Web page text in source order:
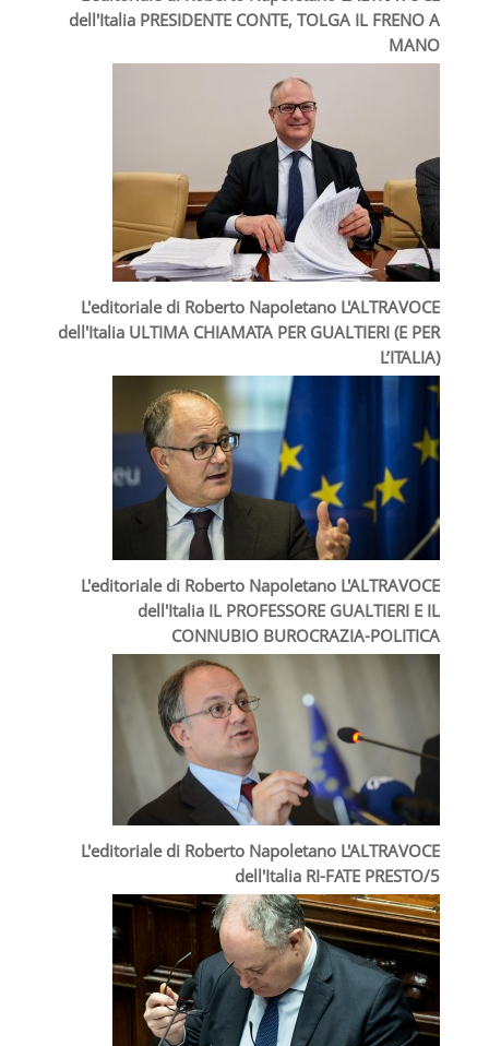
dell'Italia PRESIDENTE CONTE, TOLGA IL FRENO A
MANO
L'editoriale di Roberto Napoletano L'ALTRAVOCE
dell'Italia ULTIMA CHIAMATA PER GUALTIERI (E PER
L’ITALIA)
L'editoriale di Roberto Napoletano L'ALTRAVOCE
dell'Italia IL PROFESSORE GUALTIERI E IL
CONNUBIO BUROCRAZIA-POLITICA
L'editoriale di Roberto Napoletano L'ALTRAVOCE
dell'Italia RI-FATE PRESTO/5